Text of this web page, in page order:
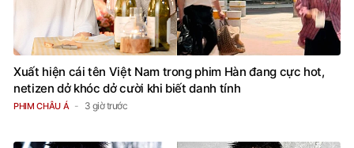
Xuất hiện cái tên Việt Nam trong phim Hàn đang cực hot,
netizen dở khóc dở cười khi biết danh tính
PHIM CHÂU Á 3 giờ trước